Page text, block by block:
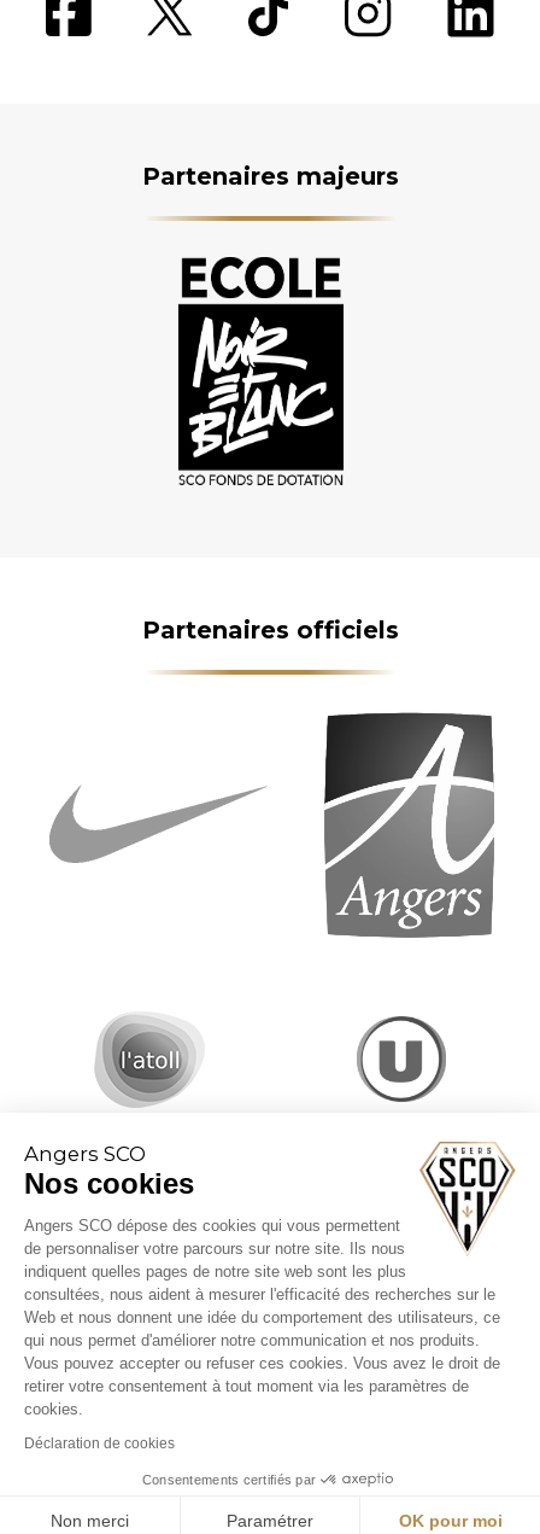
Angers SCO
Nos cookies
Angers SCO dépose des cookies qui vous permettent
de personnaliser votre parcours sur notre site. Ils nous
indiquent quelles pages de notre site web sont les plus
consultées, nous aident à mesurer l'efficacité des recherches sur le
Web et nous donnent une idée du comportement des utilisateurs, ce
qui nous permet d'améliorer notre communication et nos produits.
Vous pouvez accepter ou refuser ces cookies. Vous avez le droit de
retirer votre consentement à tout moment via les paramètres de
cookies.
Déclaration de cookies
Consentements certifiés par
Non merci Paramétrer OK pour moi
Partenaires majeurs
Partenaires officiels
CGV billetterie
Mentions légales
Politique cookies